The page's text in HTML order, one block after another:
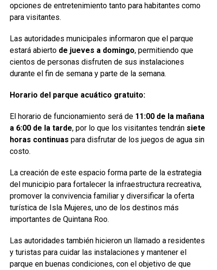
opciones de entretenimiento tanto para habitantes como
para visitantes.
Las autoridades municipales informaron que el parque
estará abierto de jueves a domingo, permitiendo que
cientos de personas disfruten de sus instalaciones
durante el fin de semana y parte de la semana.
Horario del parque acuático gratuito:
El horario de funcionamiento será de 11:00 de la mañana
a 6:00 de la tarde, por lo que los visitantes tendrán siete
horas continuas para disfrutar de los juegos de agua sin
costo.
La creación de este espacio forma parte de la estrategia
del municipio para fortalecer la infraestructura recreativa,
promover la convivencia familiar y diversificar la oferta
turística de Isla Mujeres, uno de los destinos más
importantes de Quintana Roo.
Las autoridades también hicieron un llamado a residentes
y turistas para cuidar las instalaciones y mantener el
parque en buenas condiciones, con el objetivo de que